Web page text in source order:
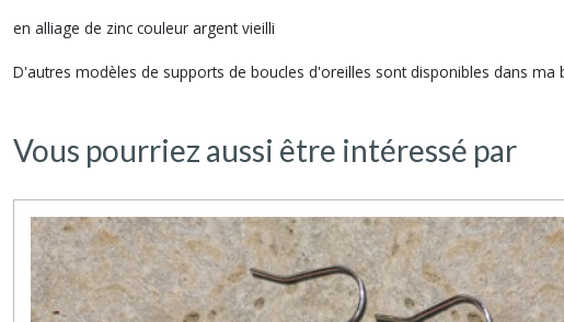
en alliage de zinc couleur argent vieilli
D'autres modèles de supports de boucles d'oreilles sont disponibles dans ma
Vous pourriez aussi être intéressé par